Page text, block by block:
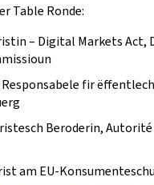
Table Ronde:
– Digital Markets Act,
fir
Beroderin, Autorité
am EU-